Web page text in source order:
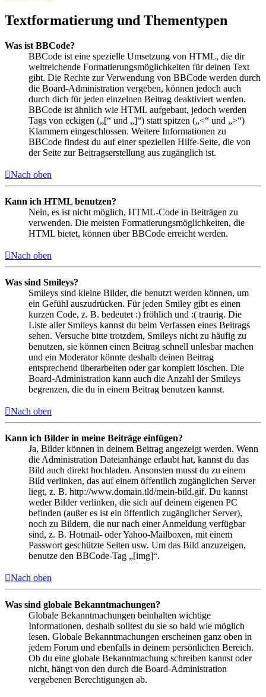
Textformatierung und Thementypen
Was ist BBCode?
BBCode ist eine spezielle Umsetzung von HTML, die dir
weitreichende Formatierungsmöglichkeiten für deinen Text
gibt. Die Rechte zur Verwendung von BBCode werden durch
die Board-Administration vergeben, können jedoch auch
durch dich für jeden einzelnen Beitrag deaktiviert werden.
BBCode ist ähnlich wie HTML aufgebaut, jedoch werden
Tags von eckigen („[“ und „]“) statt spitzen („<“ und „>“)
Klammern eingeschlossen. Weitere Informationen zu
BBCode findest du auf einer speziellen Hilfe-Seite, die von
der Seite zur Beitragserstellung aus zugänglich ist.
Nach oben
Kann ich HTML benutzen?
Nein, es ist nicht möglich, HTML-Code in Beiträgen zu
verwenden. Die meisten Formatierungsmöglichkeiten, die
HTML bietet, können über BBCode erreicht werden.
Nach oben
Was sind Smileys?
Smileys sind kleine Bilder, die benutzt werden können, um
ein Gefühl auszudrücken. Für jeden Smiley gibt es einen
kurzen Code, z. B. bedeutet :) fröhlich und :( traurig. Die
Liste aller Smileys kannst du beim Verfassen eines Beitrags
sehen. Versuche bitte trotzdem, Smileys nicht zu häufig zu
benutzen, sie können einen Beitrag schnell unlesbar machen
und ein Moderator könnte deshalb deinen Beitrag
entsprechend überarbeiten oder gar komplett löschen. Die
Board-Administration kann auch die Anzahl der Smileys
begrenzen, die du in einem Beitrag benutzen kannst.
Nach oben
Kann ich Bilder in meine Beiträge einfügen?
Ja, Bilder können in deinem Beitrag angezeigt werden. Wenn
die Administration Dateianhänge erlaubt hat, kannst du das
Bild auch direkt hochladen. Ansonsten musst du zu einem
Bild verlinken, das auf einem öffentlich zugänglichen Server
liegt, z. B. http://www.domain.tld/mein-bild.gif. Du kannst
weder Bilder verlinken, die sich auf deinem eigenen PC
befinden (außer es ist ein öffentlich zugänglicher Server),
noch zu Bildern, die nur nach einer Anmeldung verfügbar
sind, z. B. Hotmail- oder Yahoo-Mailboxen, mit einem
Passwort geschützte Seiten usw. Um das Bild anzuzeigen,
benutze den BBCode-Tag „[img]“.
Nach oben
Was sind globale Bekanntmachungen?
Globale Bekanntmachungen beinhalten wichtige
Informationen, deshalb solltest du sie so bald wie möglich
lesen. Globale Bekanntmachungen erscheinen ganz oben in
jedem Forum und ebenfalls in deinem persönlichen Bereich.
Ob du eine globale Bekanntmachung schreiben kannst oder
nicht, hängt von den durch die Board-Administration
vergebenen Berechtigungen ab.